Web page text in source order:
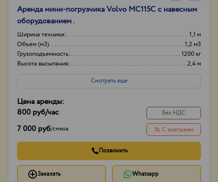
Аренда мини-погрузчика Volvo MC115C с навесным
оборудованием .
Ширина техники:
1,1 м
Объем (м3)
1,2 м3
Грузоподъемность:
1200 кг
Высота высыпания:
2,4 м
Смотреть еще
Цена аренды:
800 руб/час
7 000 руб/смена
Без НДС
С экипажем
Позвонить
Заказать Whatsapp